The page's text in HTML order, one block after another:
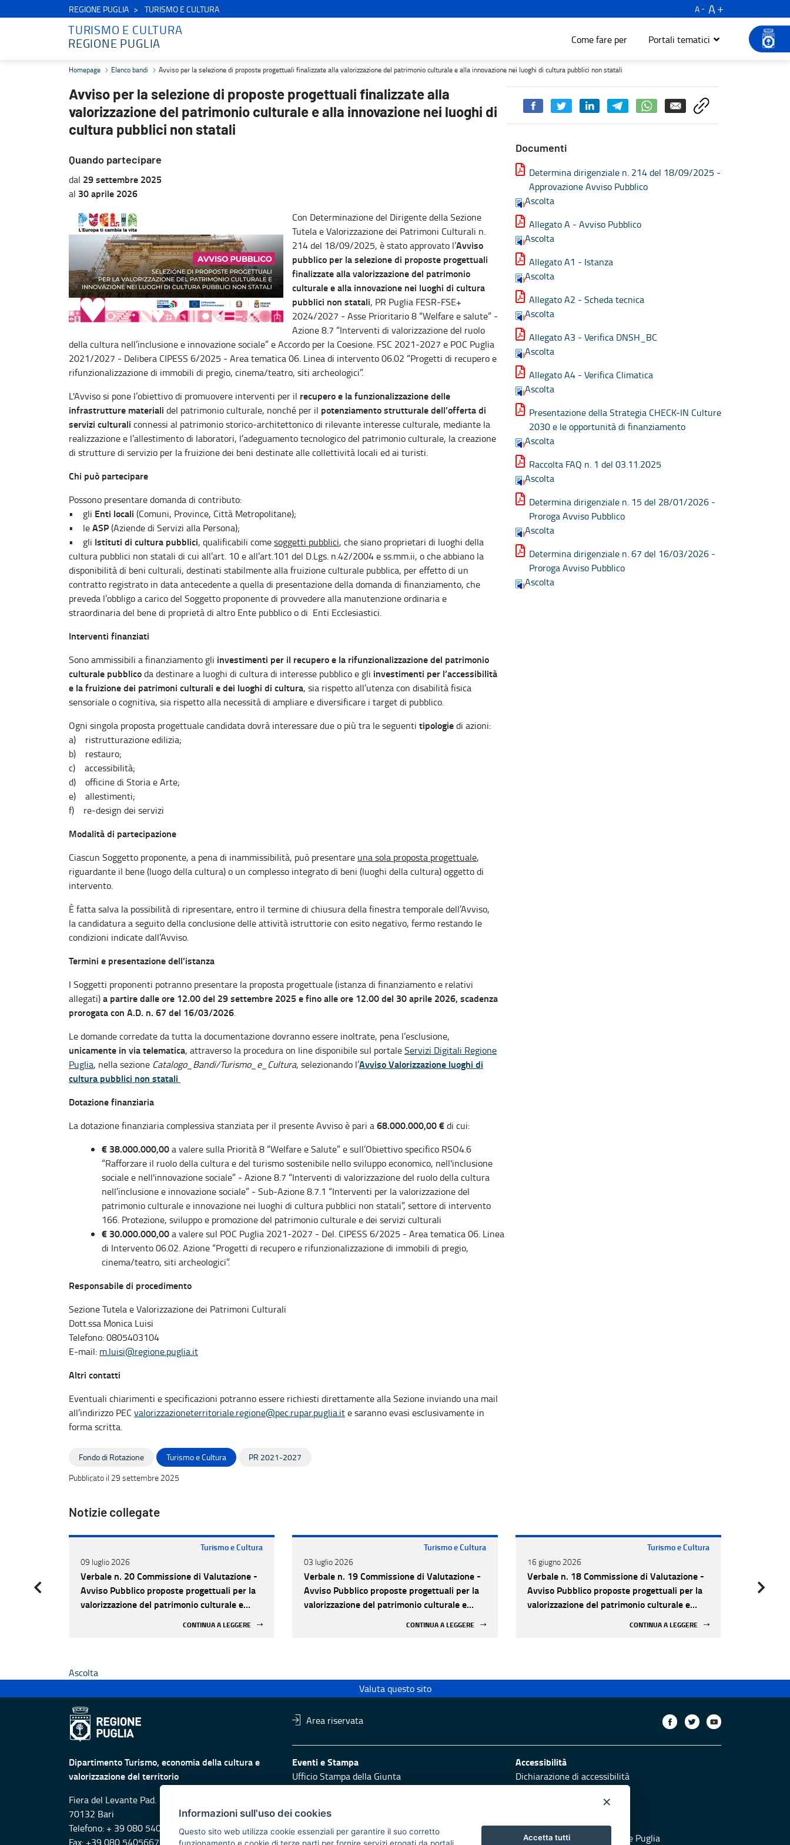
REGIONE PUGLIA TURISMO E CULTURA A
A
TURISMO E CULTURA
REGIONE PUGLIA
Come fare per Portali tematici
Avviso per la selezione di proposte progettuali finalizzate alla valorizzazione del patrimonio culturale e alla innovazione nei luoghi di cultura pubblici non statali - Turismo e cultura
Homepage Elenco bandi Avviso per la selezione di proposte progettuali finalizzate alla valorizzazione del patrimonio culturale e alla innovazione nei luoghi di cultura pubblici non statali
Avviso per la selezione di proposte progettuali finalizzate alla
valorizzazione del patrimonio culturale e alla innovazione nei luoghi di
cultura pubblici non statali
Quando partecipare
dal 29 settembre 2025
al 30 aprile 2026
Con Determinazione del Dirigente della Sezione
Tutela e Valorizzazione dei Patrimoni Culturali n.
214 del 18/09/2025, è stato approvato l’Avviso
pubblico per la selezione di proposte progettuali
finalizzate alla valorizzazione del patrimonio
culturale e alla innovazione nei luoghi di cultura
pubblici non statali, PR Puglia FESR-FSE+
2024/2027 - Asse Prioritario 8 “Welfare e salute” -
Azione 8.7 “Interventi di valorizzazione del ruolo
della cultura nell’inclusione e innovazione sociale” e Accordo per la Coesione. FSC 2021-2027 e POC Puglia
2021/2027 - Delibera CIPESS 6/2025 - Area tematica 06. Linea di intervento 06.02 “Progetti di recupero e
rifunzionalizzazione di immobili di pregio, cinema/teatro, siti archeologici”.
L'Avviso si pone l’obiettivo di promuovere interventi per il recupero e la funzionalizzazione delle
infrastrutture materiali del patrimonio culturale, nonché per il potenziamento strutturale dell’offerta di
servizi culturali connessi al patrimonio storico-architettonico di rilevante interesse culturale, mediante la
realizzazione e l’allestimento di laboratori, l’adeguamento tecnologico del patrimonio culturale, la creazione
di strutture di servizio per la fruizione dei beni destinate alle collettività locali ed ai turisti.
Chi può partecipare
Possono presentare domanda di contributo:
• gli Enti locali (Comuni, Province, Città Metropolitane);
• leASP(Aziende di Servizi alla Persona);
• gli Istituti di cultura pubblici, qualificabili comesoggetti pubblici, che siano proprietari di luoghi della
cultura pubblici non statali di cui all’art. 10 e all’art.101 del D.Lgs. n.42/2004 e ss.mm.ii, o che abbiano la
disponibilità di beni culturali, destinati stabilmente alla fruizione culturale pubblica, per effetto di un
contratto registrato in data antecedente a quella di presentazione della domanda di finanziamento, che
preveda l’obbligo a carico del Soggetto proponente di provvedere alla manutenzione ordinaria e
straordinaria del bene di proprietà di altro Ente pubblico o di Enti Ecclesiastici.
Interventi finanziati
Sono ammissibili a finanziamento gli investimenti per il recupero e la rifunzionalizzazione del patrimonio
culturale pubblicoda destinare a luoghi di cultura di interesse pubblico e gli investimenti per l’accessibilità
e la fruizione dei patrimoni culturali e dei luoghi di cultura, sia rispetto all’utenza con disabilità fisica
sensoriale o cognitiva, sia rispetto alla necessità di ampliare e diversificare i target di pubblico.
Ogni singola proposta progettuale candidata dovrà interessare due o più tra le seguenti tipologiedi azioni:
a) ristrutturazione edilizia;
b) restauro;
c) accessibilità;
d) officine di Storia e Arte;
e) allestimenti;
f) re-design dei servizi
Modalità di partecipazione
Ciascun Soggetto proponente, a pena di inammissibilità, può presentare una sola proposta progettuale,
riguardante il bene (luogo della cultura) o un complesso integrato di beni (luoghi della cultura) oggetto di
intervento.
È fatta salva la possibilità di ripresentare, entro il termine di chiusura della finestra temporale dell’Avviso,
la candidatura a seguito della conclusione delle attività istruttorie con esito negativo, fermo restando le
condizioni indicate dall’Avviso.
Termini e presentazione dell’istanza
I Soggetti proponenti potranno presentare la proposta progettuale (istanza di finanziamento e relativi
allegati)a partire dalle ore 12.00 del 29 settembre 2025 e fino alle ore 12.00 del 30 aprile 2026, scadenza
prorogata con A.D. n. 67 del 16/03/2026.
Le domande corredate da tutta la documentazione dovranno essere inoltrate, pena l’esclusione,
unicamente in via telematica, attraverso la procedura on line disponibile sul portaleServizi Digitali Regione
Puglia, nella sezione Catalogo_Bandi/Turismo_e_Cultura, selezionando l’Avviso Valorizzazione luoghi di
cultura pubblici non statali
Dotazione finanziaria
La dotazione finanziaria complessiva stanziata per il presente Avviso è pari a68.000.000,00 €di cui:
€ 38.000.000,00a valere sulla Priorità 8 “Welfare e Salute” e sull’Obiettivo specifico RSO4.6
“Rafforzare il ruolo della cultura e del turismo sostenibile nello sviluppo economico, nell'inclusione
sociale e nell'innovazione sociale” - Azione 8.7 “Interventi di valorizzazione del ruolo della cultura
nell’inclusione e innovazione sociale” - Sub-Azione 8.7.1 “Interventi per la valorizzazione del
patrimonio culturale e innovazione nei luoghi di cultura pubblici non statali”, settore di intervento
166. Protezione, sviluppo e promozione del patrimonio culturale e dei servizi culturali
€ 30.000.000,00a valere sul POC Puglia 2021-2027 - Del. CIPESS 6/2025 - Area tematica 06. Linea
di Intervento 06.02. Azione “Progetti di recupero e rifunzionalizzazione di immobili di pregio,
cinema/teatro, siti archeologici”.
Responsabile di procedimento
Sezione Tutela e Valorizzazione dei Patrimoni Culturali
Dott.ssa Monica Luisi
Telefono: 0805403104
E-mail: m.luisi@regione.puglia.it
Altri contatti
Eventuali chiarimenti e specificazioni potranno essere richiesti direttamente alla Sezione inviando una mail
all’indirizzo PEC valorizzazioneterritoriale.regione@pec.rupar.puglia.ite saranno evasi esclusivamente in
forma scritta.
Documenti
Determina dirigenziale n. 214 del 18/09/2025 -
Approvazione Avviso Pubblico
Ascolta
Allegato A - Avviso Pubblico
Ascolta
Allegato A1 - Istanza
Ascolta
Allegato A2 - Scheda tecnica
Ascolta
Allegato A3 - Verifica DNSH_BC
Ascolta
Allegato A4 - Verifica Climatica
Ascolta
Presentazione della Strategia CHECK-IN Culture
2030 e le opportunità di finanziamento
Ascolta
Raccolta FAQ n. 1 del 03.11.2025
Ascolta
Determina dirigenziale n. 15 del 28/01/2026 -
Proroga Avviso Pubblico
Ascolta
Determina dirigenziale n. 67 del 16/03/2026 -
Proroga Avviso Pubblico
Ascolta
Fondo di Rotazione Turismo e Cultura
PR 2021-2027
Pubblicato il 29 settembre 2025
Notizie collegate
Turismo e Cultura
09 luglio 2026
Verbale n. 20 Commissione di Valutazione -
Avviso Pubblico proposte progettuali per la
valorizzazione del patrimonio culturale e
CONTINUA A LEGGERE
Turismo e Cultura
03 luglio 2026
Verbale n. 19 Commissione di Valutazione -
Avviso Pubblico proposte progettuali per la
valorizzazione del patrimonio culturale e
CONTINUA A LEGGERE
Turismo e Cultura
16 giugno 2026
Verbale n. 18 Commissione di Valutazione -
Avviso Pubblico proposte progettuali per la
valorizzazione del patrimonio culturale e
CONTINUA A LEGGERE
Avviso
Ascolta
Valuta questo sito
Area riservata
Dipartimento Turismo, economia della cultura e
valorizzazione del territorio
Fiera del Levante Pad. 107, Lungomare Starita -
70132 Bari
Telefono: + 39 080 5405615
Fax: +39 080 5405667
Eventi e Stampa
Ufficio Stampa della Giunta
Press Regione
Accessibilità
Dichiarazione di accessibilità
Obiettivi di accessibilità
Responsabili di pubblicazione
Protezione civile
Vai al sito di Protezione Civile Puglia
×
Informazioni sull'uso dei cookies
Questo sito web utilizza cookie essenziali per garantire il suo corretto
Accetta tutti